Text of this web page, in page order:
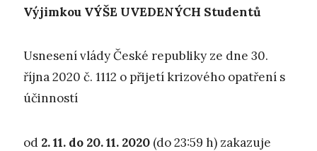
Výjimkou VÝŠE UVEDENÝCH Studentů
Usnesení vlády České republiky ze dne 30.
října 2020 č. 1112 o přijetí krizového opatření s
účinností
od 2. 11. do 20. 11. 2020 (do 23:59 h) zakazuje